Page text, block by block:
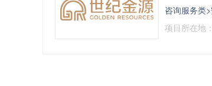
咨询服务类
项目所在地